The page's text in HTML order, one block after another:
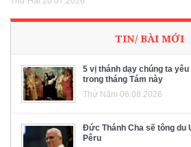
TIN/ BÀI MỚI
5 vị thánh dạy chúng ta
trong tháng Tám này
Thứ Năm 06.08.2026
Đức Thánh Cha sẽ tông du
Pêru